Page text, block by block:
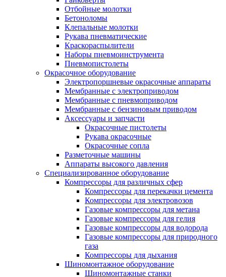
Отбойные молотки
Бетоноломы
Клепальные молотки
Рукава пневматические
Краскораспылители
Наборы пневмоинструмента
Пневмопистолеты
Окрасочное оборудование
Электропоршневые окрасочные аппараты
Мембранные с электроприводом
Мембранные с пневмоприводом
Мембранные с бензиновым приводом
Аксессуары и запчасти
Окрасочные пистолеты
Рукава окрасочные
Окрасочные сопла
Разметочные машины
Аппараты высокого давления
Специализированное оборудование
Компрессоры для различных сфер
Компрессоры для перекачки цемента
Компрессоры для электровозов
Газовые компрессоры для метана
Газовые компрессоры для гелия
Газовые компрессоры для водорода
Газовые компрессоры для природного
газа
Компрессоры для дыхания
Шиномонтажное оборудование
Шиномонтажные станки